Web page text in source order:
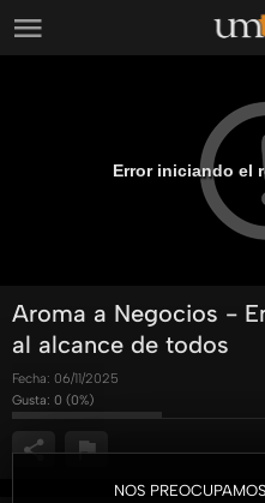
NOS
Error iniciando el
Aroma a Negocios -
al alcance de todos
Fecha: 06/11/2025
Gusta: 0 (0%)